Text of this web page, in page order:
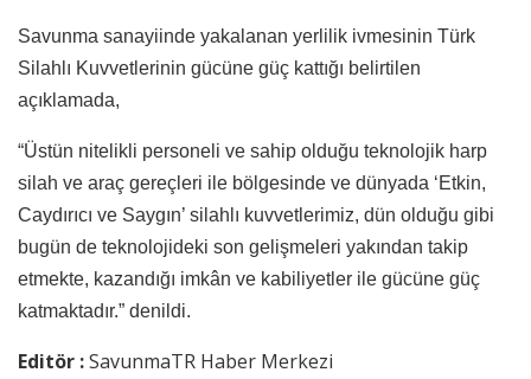
Savunma sanayiinde yakalanan yerlilik ivmesinin Türk
Silahlı Kuvvetlerinin gücüne güç kattığı belirtilen
açıklamada,
“Üstün nitelikli personeli ve sahip olduğu teknolojik harp
silah ve araç gereçleri ile bölgesinde ve dünyada ‘Etkin,
Caydırıcı ve Saygın’ silahlı kuvvetlerimiz, dün olduğu gibi
bugün de teknolojideki son gelişmeleri yakından takip
etmekte, kazandığı imkân ve kabiliyetler ile gücüne güç
katmaktadır.” denildi.
Editör :SavunmaTR Haber Merkezi